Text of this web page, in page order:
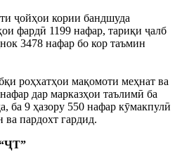
ҷойҳои кории бандшуда
фардӣ 1199 нафар, тариқи ҷалб
3478 нафар бо кор таъмин
роҳхатҳои мақомоти меҳнат ва
дар марказҳои таълимӣ ба
ба 9 ҳазору 550 нафар кӯмакпулӣ
ва пардохт гардид.